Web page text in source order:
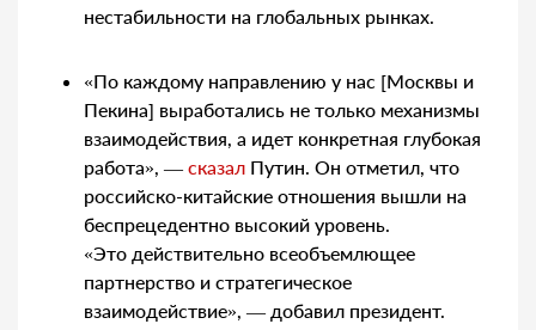
нестабильности на глобальных рынках.
«По каждому направлению у нас [Москвы и
Пекина] выработались не только механизмы
взаимодействия, а идет конкретная глубокая
работа», — сказал Путин. Он отметил, что
российско-китайские отношения вышли на
беспрецедентно высокий уровень.
«Это действительно всеобъемлющее
партнерство и стратегическое
взаимодействие», — добавил президент.